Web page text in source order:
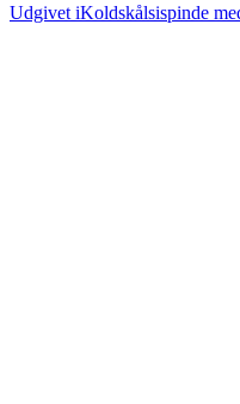
Udgivet iKoldskålsispinde